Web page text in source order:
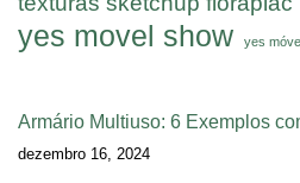
yes movel show yes
Armário Multiuso: 6 Exemplos
dezembro 16, 2024